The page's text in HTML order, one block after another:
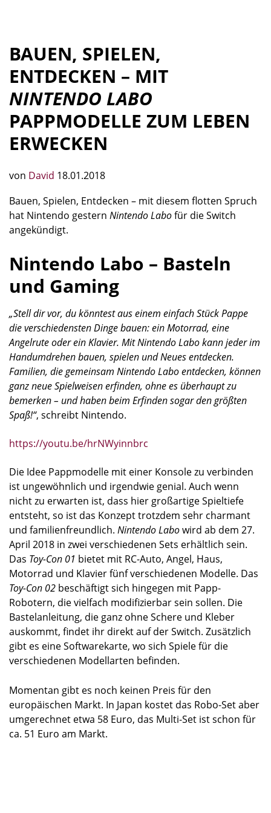
BAUEN, SPIELEN,
ENTDECKEN – MIT
NINTENDO LABO
PAPPMODELLE ZUM LEBEN
ERWECKEN
von David 18.01.2018
Bauen, Spielen, Entdecken – mit diesem flotten Spruch
hat Nintendo gestern Nintendo Labofür die Switch
angekündigt.
Nintendo Labo – Basteln
und Gaming
„Stell dir vor, du könntest aus einem einfach Stück Pappe
die verschiedensten Dinge bauen: ein Motorrad, eine
Angelrute oder ein Klavier. Mit Nintendo Labo kann jeder im
Handumdrehen bauen, spielen und Neues entdecken.
Familien, die gemeinsam Nintendo Labo entdecken, können
ganz neue Spielweisen erfinden, ohne es überhaupt zu
bemerken – und haben beim Erfinden sogar den größten
Spaß!“, schreibt Nintendo.
https://youtu.be/hrNWyinnbrc
Die Idee Pappmodelle mit einer Konsole zu verbinden
ist ungewöhnlich und irgendwie genial. Auch wenn
nicht zu erwarten ist, dass hier großartige Spieltiefe
entsteht, so ist das Konzept trotzdem sehr charmant
und familienfreundlich. Nintendo Labowird ab dem 27.
April 2018 in zwei verschiedenen Sets erhältlich sein.
Das Toy-Con 01 bietet mit RC-Auto, Angel, Haus,
Motorrad und Klavier fünf verschiedenen Modelle. Das
Toy-Con 02 beschäftigt sich hingegen mit Papp-
Robotern, die vielfach modifizierbar sein sollen. Die
Bastelanleitung, die ganz ohne Schere und Kleber
auskommt, findet ihr direkt auf der Switch. Zusätzlich
gibt es eine Softwarekarte, wo sich Spiele für die
verschiedenen Modellarten befinden.
Momentan gibt es noch keinen Preis für den
europäischen Markt. In Japan kostet das Robo-Set aber
umgerechnet etwa 58 Euro, das Multi-Set ist schon für
ca. 51 Euro am Markt.